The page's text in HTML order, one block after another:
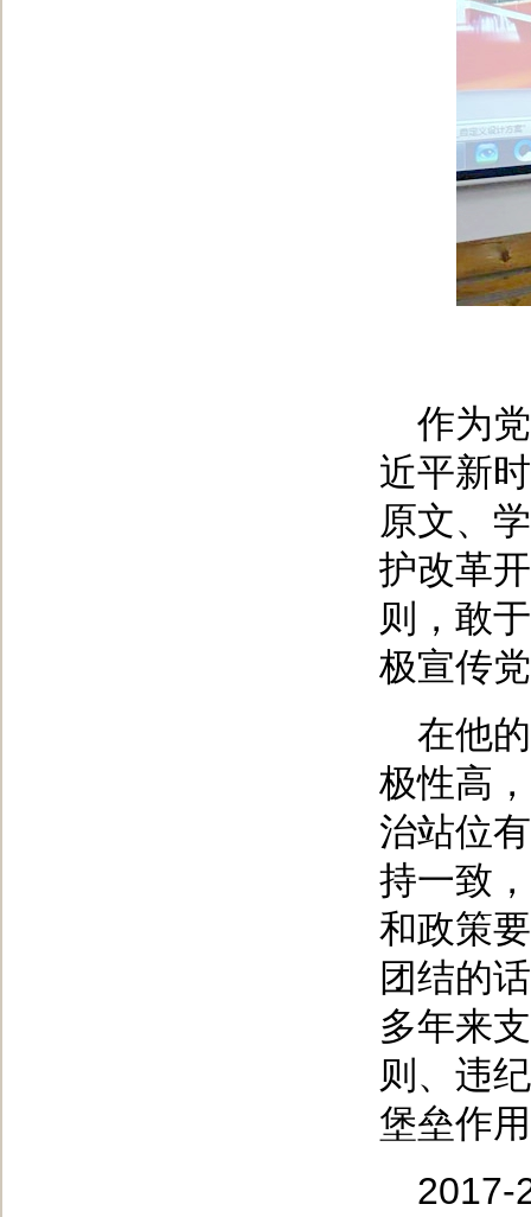
作为
近平新
原文、
护改革
则，敢
极宣传
在他
极性高
治站位
持一致
和政策
团结的
多年来
则、违
堡垒作
2017-